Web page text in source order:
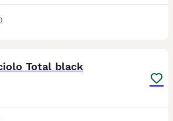
Total black